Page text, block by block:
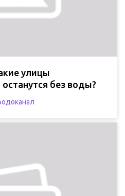
улицы
без воды?